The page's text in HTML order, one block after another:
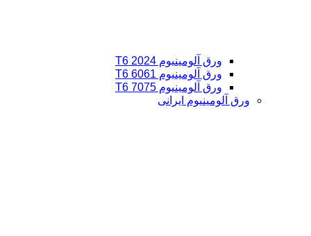
ورق آلومینیوم 2024 T6
ورق آلومینیوم 6061 T6
ورق آلومینیوم 7075 T6
ورق آلومینیوم ایرانی